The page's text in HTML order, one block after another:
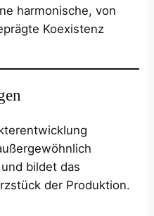
harmonische, von
Koexistenz
bildet das
der Produktion.